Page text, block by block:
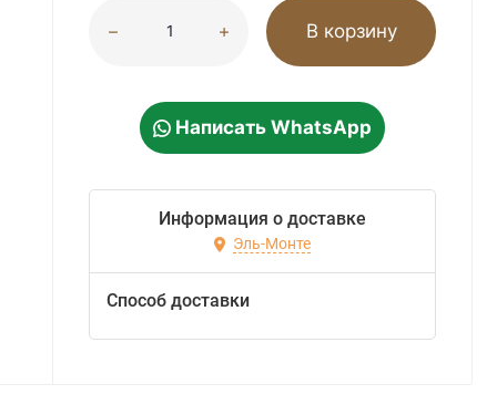
В корзину
Написать WhatsApp
Информация о доставке
Эль-Монте
Способ доставки